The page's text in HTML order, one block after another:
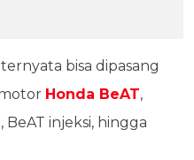
bisa dipasang
Honda BeAT,
injeksi, hingga